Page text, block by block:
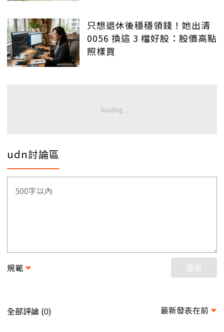
只想退休後穩穩領錢！她出清
0056 換這 3 檔好股：股價高點
照樣買
udn討論區
規範 發布
全部評論 (0) 最新發表在前